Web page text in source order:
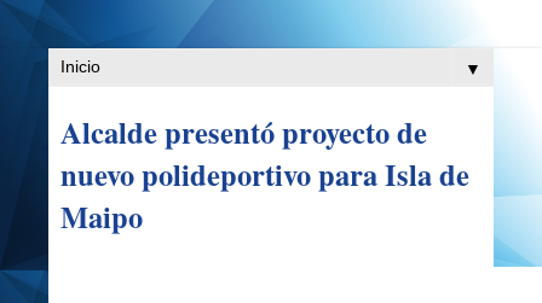
▼
Alcalde presentó proyecto de
nuevo polideportivo para Isla de
Maipo